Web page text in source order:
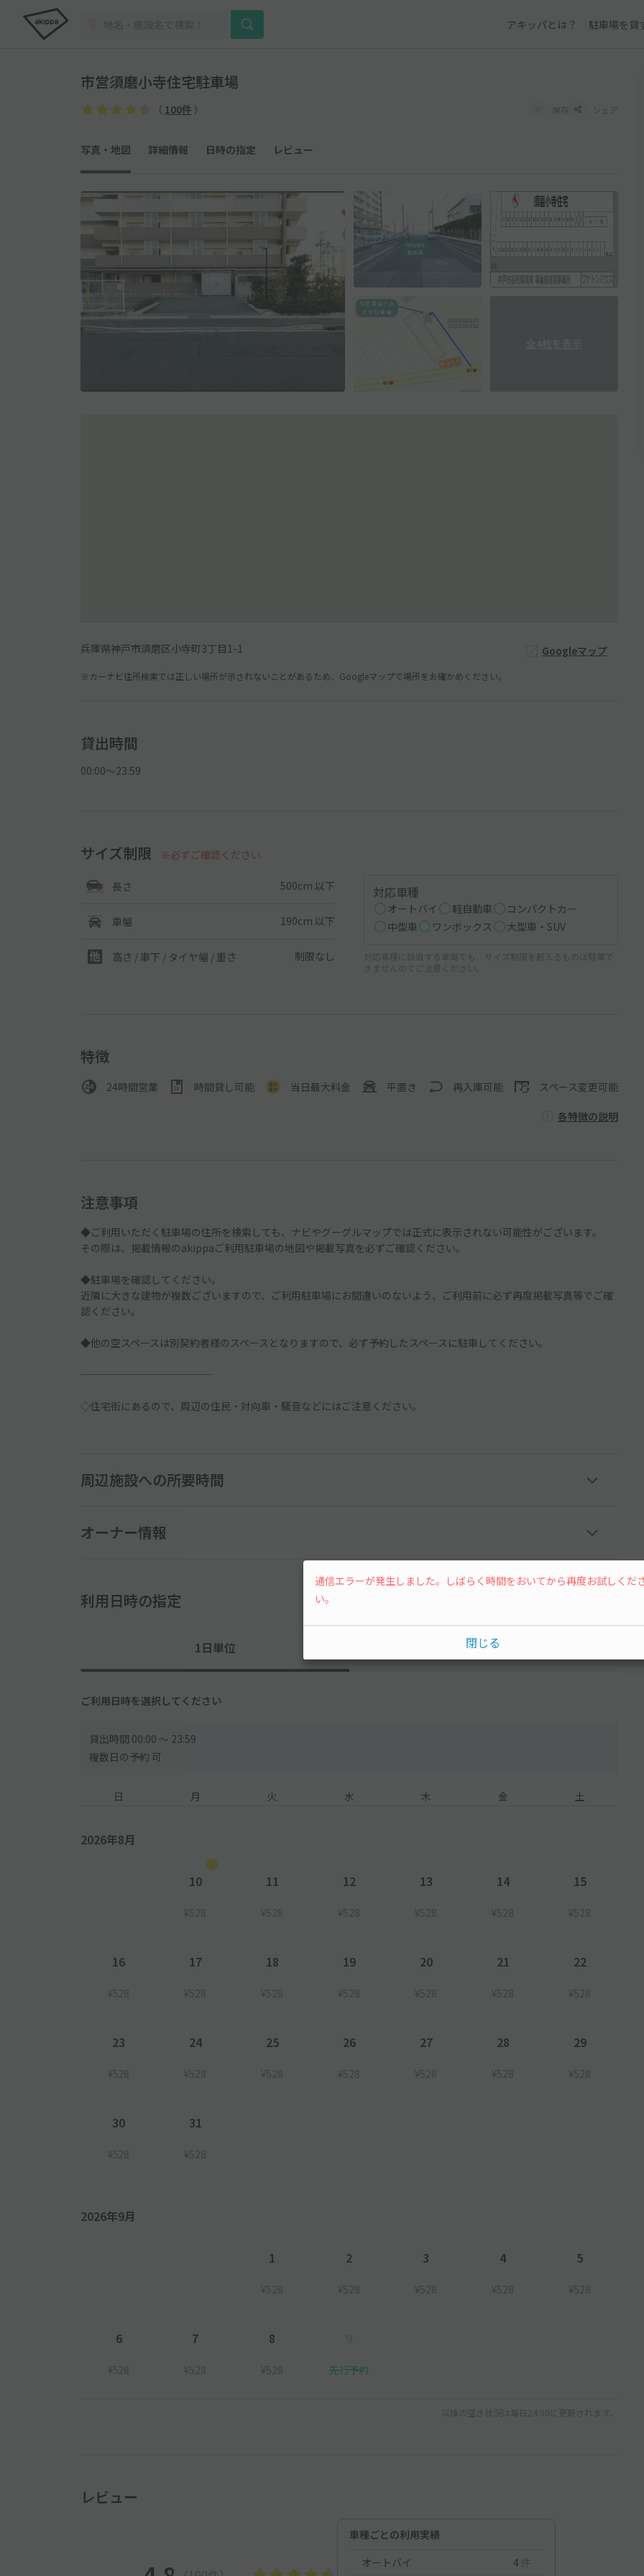
アキッパとは？ 駐車場を貸
市営須磨小寺住宅駐車場
（ 100件 ） 保存 シェア
写真・地図 詳細情報 日時の指定 レビュー
兵庫県神戸市須磨区小寺町3丁目1-1 Googleマップ
※カーナビ住所検索では正しい場所が示されないことがあるため、Googleマップで場所をお確かめください。
貸出時間
00:00〜23:59
サイズ制限 ※必ずご確認ください
長さ 500cm 以下
車幅 190cm 以下
高さ / 車下 / タイヤ幅 / 重さ 制限なし
対応車種
オートバイ 軽自動車
コンパクトカー
中型車
ワンボックス 大型車・SUV
対応車種に該当する車両でも、サイズ制限を超えるものは駐車で
きませんのでご注意ください。
特徴
24時間営業 時間貸し可能 当日最大料金 平置き 再入庫可能 スペース変更可能
各特徴の説明
注意事項
◆ご利用いただく駐車場の住所を検索しても、ナビやグーグルマップでは正式に表示されない可能性がございます。
その際は、掲載情報のakippaご利用駐車場の地図や掲載写真を必ずご確認ください。
◆駐車場を確認してください。
近隣に大きな建物が複数ございますので、ご利用駐車場にお間違いのないよう、ご利用前に必ず再度掲載写真等でご確
認ください。
◆他の空スペースは別契約者様のスペースとなりますので、必ず予約したスペースに駐車してください。
─────────────
◇住宅街にあるので、周辺の住民・対向車・騒音などにはご注意ください。
周辺施設への所要時間
オーナー情報
利用日時の指定
1日単位 15分単位
ご利用日時を選択してください
貸出時間 00:00 〜 23:59
複数日の予約 可
日 月 火 水 木 金 土
2026年8月
10
¥528
11
¥528
12
¥528
13
¥528
14
¥528
15
¥528
16
¥528
17
¥528
18
¥528
19
¥528
20
¥528
21
¥528
22
¥528
23
¥528
24
¥528
25
¥528
26
¥528
27
¥528
28
¥528
29
¥528
30
¥528
31
¥528
2026年9月
1
¥528
2
¥528
3
¥528
4
¥528
5
¥528
6
¥528
7
¥528
8
¥528 先行予約
以降の空き状況は毎日24:00に更新されます。
レビュー
車種ごとの利用実績
オートバイ
4 件
通信エラーが発生しました。しばらく時間をおいてから再度お試しくだ
い。
閉じる